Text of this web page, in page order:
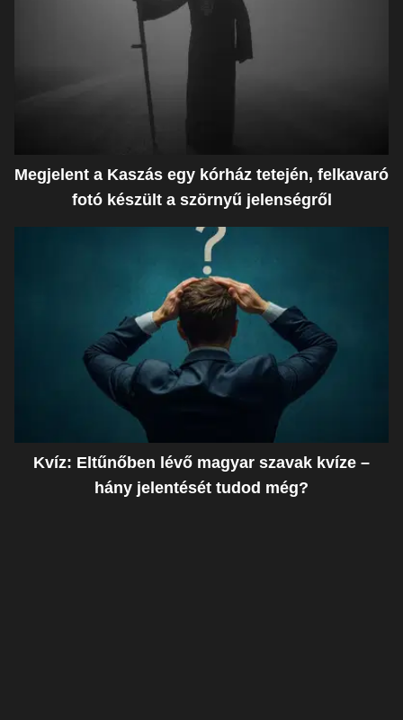
Megjelent a Kaszás egy kórház tetején, felkavaró
fotó készült a szörnyű jelenségről
Kvíz: Eltűnőben lévő magyar szavak kvíze –
hány jelentését tudod még?